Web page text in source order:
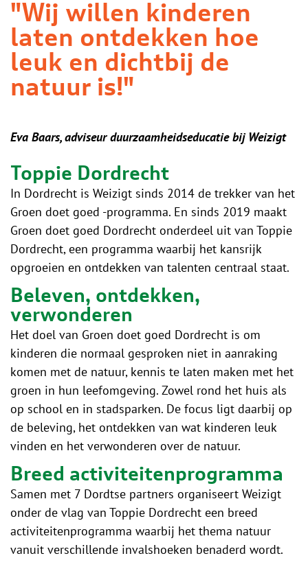
"Wij willen kinderen
laten ontdekken hoe
leuk en dichtbij de
natuur is!"
Eva Baars, adviseur duurzaamheidseducatie bij Weizigt
Toppie Dordrecht
In Dordrecht is Weizigt sinds 2014 de trekker van het
Groen doet goed -programma. En sinds 2019 maakt
Groen doet goed Dordrecht onderdeel uit van Toppie
Dordrecht, een programma waarbij het kansrijk
opgroeien en ontdekken van talenten centraal staat.
Beleven, ontdekken,
verwonderen
Het doel van Groen doet goed Dordrecht is om
kinderen die normaal gesproken niet in aanraking
komen met de natuur, kennis te laten maken met het
groen in hun leefomgeving. Zowel rond het huis als
op school en in stadsparken. De focus ligt daarbij op
de beleving, het ontdekken van wat kinderen leuk
vinden en het verwonderen over de natuur.
Breed activiteitenprogramma
Samen met 7 Dordtse partners organiseert Weizigt
onder de vlag van Toppie Dordrecht een breed
activiteitenprogramma waarbij het thema natuur
vanuit verschillende invalshoeken benaderd wordt.